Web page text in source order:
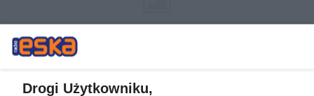
Drogi Użytkowniku,